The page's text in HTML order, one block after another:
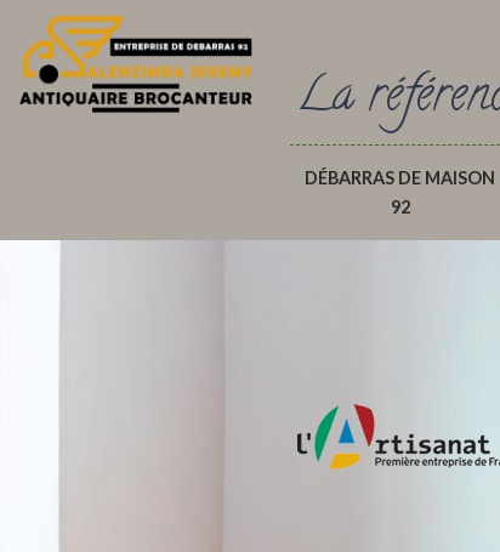
La
DÉBARRAS DE MAISON
92